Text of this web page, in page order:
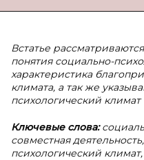
Встатье
понятия социально-
характеристика
климата, а так же
психологический климат
Ключевые слова:
совместная
психологический